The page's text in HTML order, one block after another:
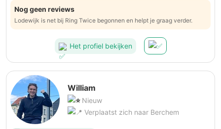
Nog geen reviews
Lodewijk is net bij Ring Twice begonnen en helpt je graag verder.
Het profiel bekijken
William
Nieuw
Verplaatst zich naar Berchem